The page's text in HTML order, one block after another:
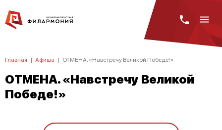
Главная | Афиша | ОТМЕНА. «Навстречу Великой Победе!»
ОТМЕНА. «Навстречу Великой
Победе!»